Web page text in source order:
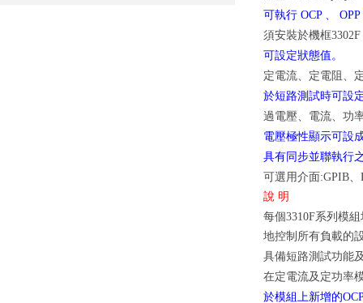
可執行 OCP 、
須安裝於機框
可設定狀態值。
定電流、定電阻、
於短路測試時可設
過電壓、電流、功
電壓極性顯示可設
具有同步並聯執行
可選用介面:GPIB
說 明
每個3310F系列模
地控制所有負載的
具備短路測試功能
在定電流及定功率
於模組上新增的